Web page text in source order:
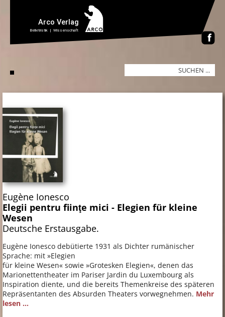
Eugène Ionesco
Elegii pentru fiinţe mici - Elegien für kleine
Wesen
Deutsche Erstausgabe.
Eugène Ionesco debütierte 1931 als Dichter rumänischer
Sprache: mit »Elegien
für kleine Wesen« sowie »Grotesken Elegien«, denen das
Marionettentheater im Pariser Jardin du Luxembourg als
Inspiration diente, und die bereits Themenkreise des späteren
Repräsentanten des Absurden Theaters vorwegnehmen. Mehr
lesen ...